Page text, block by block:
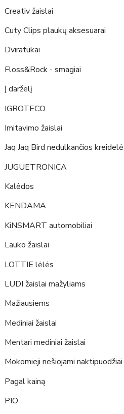
Creativ žaislai
Cuty Clips plaukų aksesuarai
Dviratukai
Floss&Rock - smagiai
Į darželį
IGROTECO
Imitavimo žaislai
Jaq Jaq Bird nedulkančios
JUGUETRONICA
Kalėdos
KENDAMA
KiNSMART automobiliai
Lauko žaislai
LOTTIE lėlės
LUDI žaislai mažyliams
Mažiausiems
Mediniai žaislai
Mentari mediniai žaislai
Mokomieji nešiojami naktipuodžiai
Pagal kainą
PIO